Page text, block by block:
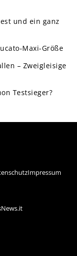
und ein ganz
Maxi-Größe
– Zweigleisige
Testsieger?
Impressum